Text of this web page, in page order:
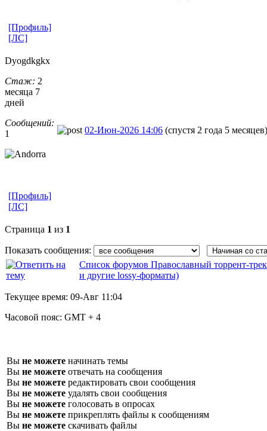
[Профиль]
[ЛС]
Dyogdkgkx
Стаж: 2
месяца 7
дней
Сообщений:
1
02-Июн-2026 14:06 (спустя 2 года 5 месяцев)
[Профиль]
[ЛС]
Страница 1 из 1
Показать сообщения:
Список форумов Православный торрент-
и другие lossy-форматы)
Текущее время: 09-Авг 11:04
Часовой пояс: GMT + 4
Вы не можете начинать темы
Вы не можете отвечать на сообщения
Вы не можете редактировать свои сообщения
Вы не можете удалять свои сообщения
Вы не можете голосовать в опросах
Вы не можете прикреплять файлы к сообщениям
Вы не можете скачивать файлы